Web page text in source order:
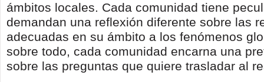
ámbitos locales. Cada comunidad tiene
demandan una reflexión diferente sobre las
adecuadas en su ámbito a los fenómenos
sobre todo, cada comunidad encarna una
sobre las preguntas que quiere trasladar al